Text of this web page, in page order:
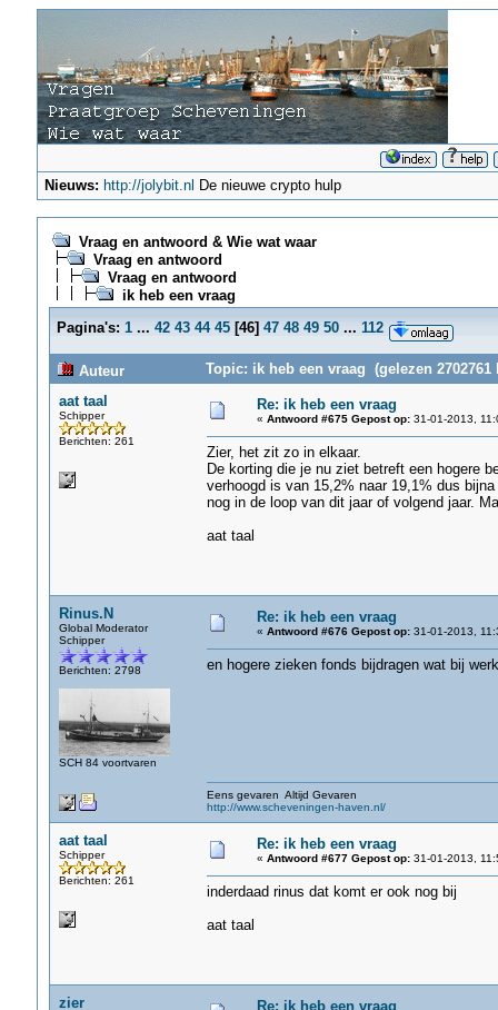
Nieuws: http://jolybit.nl De nieuwe crypto hulp
Vraag en antwoord & Wie wat waar
Vraag en antwoord
Vraag en antwoord
ik heb een vraag
Pagina's: 1 ... 42 43 44 45[46] 47 48 49 50 ... 112
Auteur
Topic: ik heb een vraag (gelezen 2702761
aat taal
Schipper
Berichten: 261
Re: ik heb een vraag
« Antwoord #675 Gepost op:31-01-2013,
Zier, het zit zo in elkaar.
De korting die je nu ziet betreft een hogere
verhoogd is van 15,2% naar 19,1% dus
nog in de loop van dit jaar of volgend jaar.
aat taal
Rinus.N
Global Moderator
Schipper
Berichten: 2798
SCH 84 voortvaren
Re: ik heb een vraag
« Antwoord #676 Gepost op:31-01-2013,
en hogere zieken fonds bijdragen wat bij
Eens gevaren Altijd Gevaren
http://www.scheveningen-haven.nl/
aat taal
Schipper
Berichten: 261
Re: ik heb een vraag
« Antwoord #677 Gepost op:31-01-2013,
inderdaad rinus dat komt er ook nog bij
aat taal
zier Re: ik heb een vraag